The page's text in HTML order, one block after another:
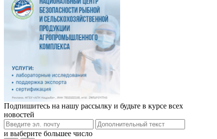
Подпишитесь на нашу рассылку и будьте в курсе всех
новостей
и выберите большее число